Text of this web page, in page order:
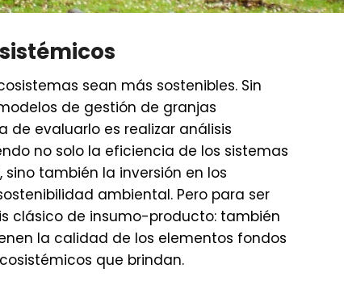
sean más sostenibles. Sin
de gestión de granjas
evaluarlo es realizar análisis
no solo la eficiencia de los sistemas
también la inversión en los
ambiental. Pero para ser
clásico de insumo-producto: también
la calidad de los elementos fondos
que brindan.